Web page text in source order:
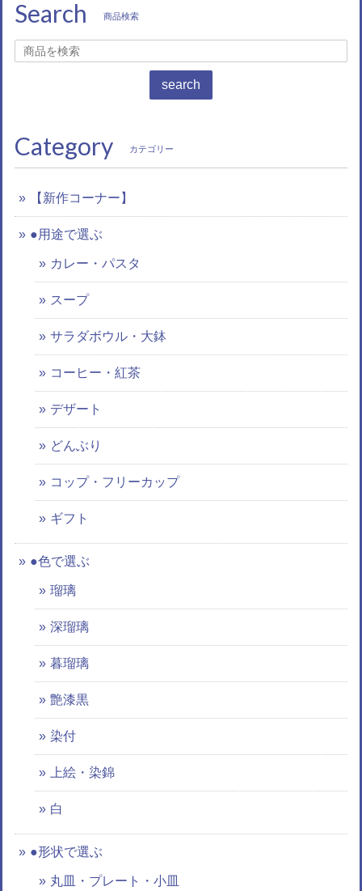
Search 商品検索
search
Category カテゴリー
【新作コーナー】
●用途で選ぶ
カレー・パスタ
スープ
サラダボウル・大鉢
コーヒー・紅茶
デザート
どんぶり
コップ・フリーカップ
ギフト
●色で選ぶ
瑠璃
深瑠璃
暮瑠璃
艶漆黒
染付
上絵・染錦
白
●形状で選ぶ
丸皿・プレート・小皿